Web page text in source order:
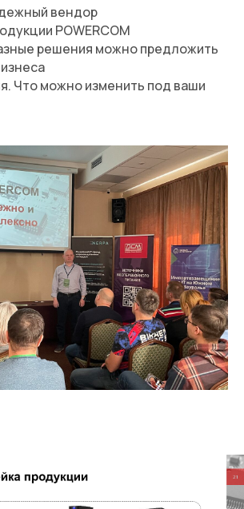
вендор
POWERCOM
решения можно предложить
Что можно изменить под ваши